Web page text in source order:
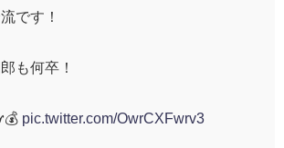
です！
も何卒！
pic.twitter.com/OwrCXFwrv3